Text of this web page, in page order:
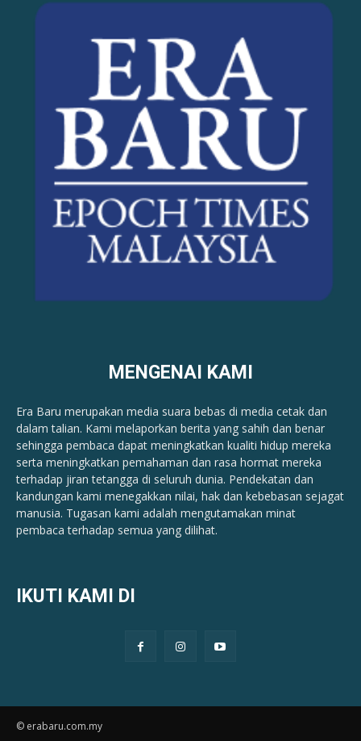
MENGENAI KAMI
Era Baru merupakan media suara bebas di media cetak dan
dalam talian. Kami melaporkan berita yang sahih dan benar ​​
sehingga pembaca dapat meningkatkan kualiti hidup mereka
serta meningkatkan pemahaman dan rasa hormat mereka
terhadap jiran tetangga di seluruh dunia. Pendekatan dan
kandungan kami menegakkan nilai, hak dan kebebasan sejagat
manusia. Tugasan kami adalah mengutamakan minat
pembaca terhadap semua yang dilihat.
IKUTI KAMI DI
© erabaru.com.my